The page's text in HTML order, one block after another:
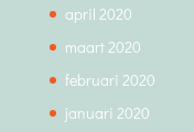
april 2020
maart 2020
februari 2020
januari 2020